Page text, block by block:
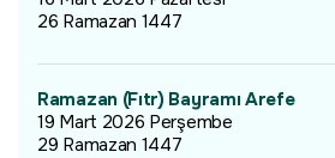
26 Ramazan 1447
Ramazan (Fıtr) Bayramı Arefe
19 Mart 2026 Perşembe
29 Ramazan 1447